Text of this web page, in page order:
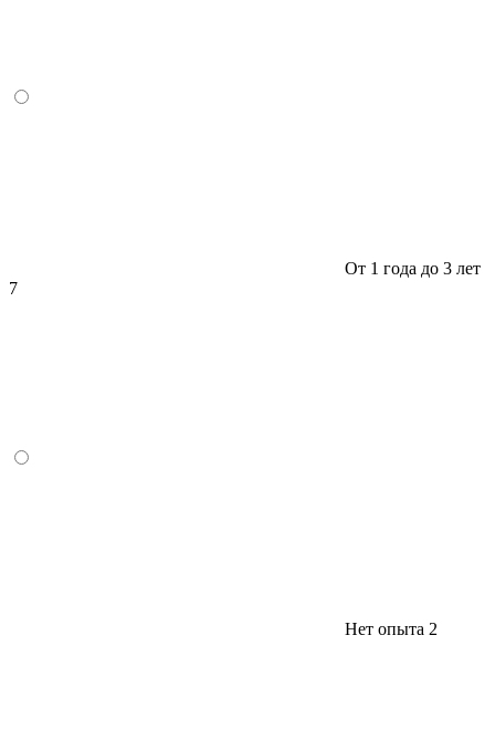
От 1 года до 3 лет
7
Нет опыта 2